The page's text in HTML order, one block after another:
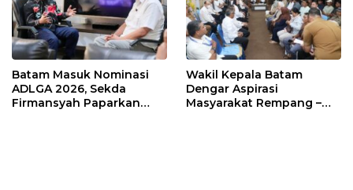
Batam Masuk Nominasi
ADLGA 2026, Sekda
Firmansyah Paparkan
Wakil Kepala Batam
Dengar Aspirasi
Masyarakat Rempang –